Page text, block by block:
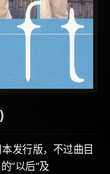
发行版，不过曲目
“以后”及